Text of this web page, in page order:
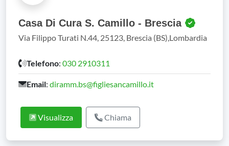
Casa Di Cura S. Camillo - Brescia
Via Filippo Turati N.44, 25123, Brescia (BS),Lombardia
Telefono: 030 2910311
Email: diramm.bs@figliesancamillo.it
Visualizza Chiama